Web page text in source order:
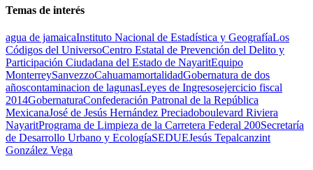
Temas de interés
agua de jamaicaInstituto Nacional de Estadística y GeografíaLos
Códigos del UniversoCentro Estatal de Prevención del Delito y
Participación Ciudadana del Estado de NayaritEquipo
MonterreySanvezzoCahuamamortalidadGobernatura de dos
añoscontaminacion de lagunasLeyes de Ingresosejercicio fiscal
2014GobernaturaConfederación Patronal de la República
MexicanaJosé de Jesús Hernández Preciadoboulevard Riviera
NayaritPrograma de Limpieza de la Carretera Federal 200Secretaría
de Desarrollo Urbano y EcologíaSEDUEJesús Tepalcanzint
González Vega